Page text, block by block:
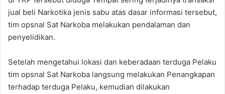
jual beli Narkotika jenis sabu atas dasar informasi tersebut,
tim opsnal Sat Narkoba melakukan pendalaman dan
penyelidikan.
Setelah mengetahui lokasi dan keberadaan terduga Pelaku
tim opsnal Sat Narkoba langsung melakukan Penangkapan
terhadap terduga Pelaku, kemudian dilakukan